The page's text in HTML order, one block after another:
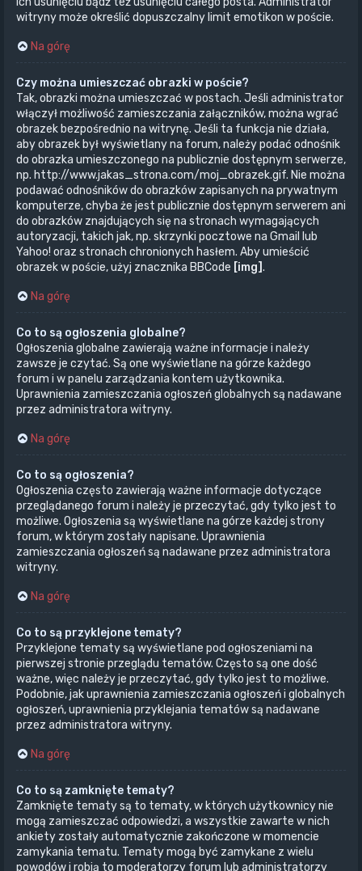
witryny może określić dopuszczalny limit emotikon w poście.
Na górę
Czy można umieszczać obrazki w poście?
Tak, obrazki można umieszczać w postach. Jeśli administrator
włączył możliwość zamieszczania załączników, można wgrać
obrazek bezpośrednio na witrynę. Jeśli ta funkcja nie działa,
aby obrazek był wyświetlany na forum, należy podać odnośnik
do obrazka umieszczonego na publicznie dostępnym serwerze,
np. http://www.jakas_strona.com/moj_obrazek.gif. Nie można
podawać odnośników do obrazków zapisanych na prywatnym
komputerze, chyba że jest publicznie dostępnym serwerem ani
do obrazków znajdujących się na stronach wymagających
autoryzacji, takich jak, np. skrzynki pocztowe na Gmail lub
Yahoo! oraz stronach chronionych hasłem. Aby umieścić
obrazek w poście, użyj znacznika BBCode [img].
Na górę
Co to są ogłoszenia globalne?
Ogłoszenia globalne zawierają ważne informacje i należy
zawsze je czytać. Są one wyświetlane na górze każdego
forum i w panelu zarządzania kontem użytkownika.
Uprawnienia zamieszczania ogłoszeń globalnych są nadawane
przez administratora witryny.
Na górę
Co to są ogłoszenia?
Ogłoszenia często zawierają ważne informacje dotyczące
przeglądanego forum i należy je przeczytać, gdy tylko jest to
możliwe. Ogłoszenia są wyświetlane na górze każdej strony
forum, w którym zostały napisane. Uprawnienia
zamieszczania ogłoszeń są nadawane przez administratora
witryny.
Na górę
Co to są przyklejone tematy?
Przyklejone tematy są wyświetlane pod ogłoszeniami na
pierwszej stronie przeglądu tematów. Często są one dość
ważne, więc należy je przeczytać, gdy tylko jest to możliwe.
Podobnie, jak uprawnienia zamieszczania ogłoszeń i globalnych
ogłoszeń, uprawnienia przyklejania tematów są nadawane
przez administratora witryny.
Na górę
Co to są zamknięte tematy?
Zamknięte tematy są to tematy, w których użytkownicy nie
mogą zamieszczać odpowiedzi, a wszystkie zawarte w nich
ankiety zostały automatycznie zakończone w momencie
zamykania tematu. Tematy mogą być zamykane z wielu
powodów i robią to moderatorzy forum lub administratorzy